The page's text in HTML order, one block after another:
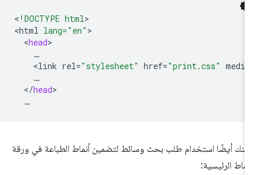
<!DOCTYPE html
<html lang="en"
<head
<link rel="stylesheet" href="print.css" media
</head
أيضًا استخدام طلب بحث وسائط لتضمين أنماط الطباعة في ورقة
الرئيسية: